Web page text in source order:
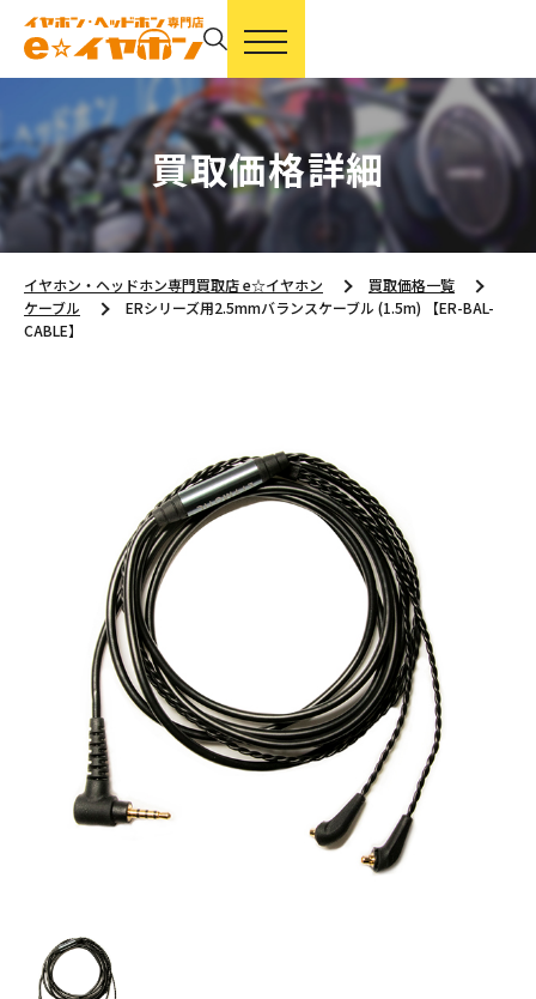
買取価格詳細
イヤホン・ヘッドホン専門買取店 e☆イヤホン
買取価格一覧
ケーブル
ERシリーズ用2.5mmバランスケーブル (1.5m) 【ER-BAL-
CABLE】